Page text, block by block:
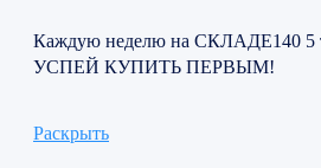
Каждую неделю на СКЛАДЕ140 5
УСПЕЙ КУПИТЬ ПЕРВЫМ!
Раскрыть